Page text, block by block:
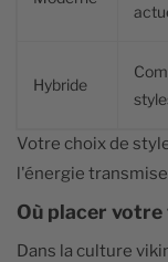
Hybride
Votre choix de
l'énergie
Où placer votre
Dans la culture